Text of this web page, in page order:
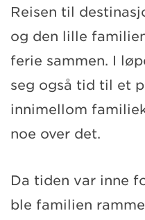
Reisen til
og den lille
ferie sammen. I
seg også tid til et
innimellom
noe over det.
Da tiden var inne
ble familien